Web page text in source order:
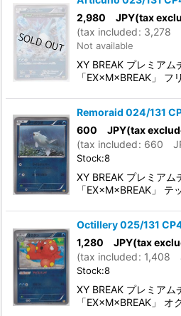
2,980 JPY(tax
(tax included: 3,278
Not available
XY BREAK プレミアム
「EX×M×BREAK」
Remoraid 024/131
600 JPY(tax
(tax included: 660
Stock:8
XY BREAK プレミアム
「EX×M×BREAK」
Octillery 025/131
1,280 JPY(tax
(tax included: 1,408
Stock:8
XY BREAK プレミアム
「EX×M×BREAK」